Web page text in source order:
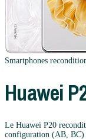
Smartphones
Huawei
Le Huawei P20
configuration (AB, BC)